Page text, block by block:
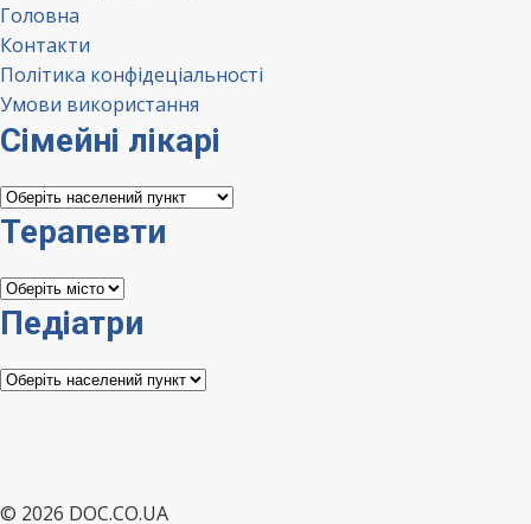
Головна
Контакти
Політика конфідеціальності
Умови використання
Сімейні лікарі
Сімейні
лікарі
Терапевти
Терапевти
Педіатри
Педіатри
© 2026 DOC.CO.UA